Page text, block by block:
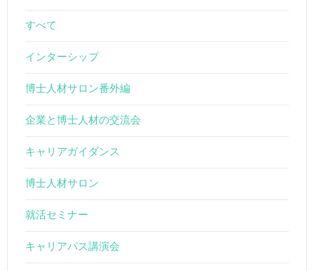
すべて
インターシップ
博士人材サロン番外編
企業と博士人材の交流会
キャリアガイダンス
博士人材サロン
就活セミナー
キャリアパス講演会